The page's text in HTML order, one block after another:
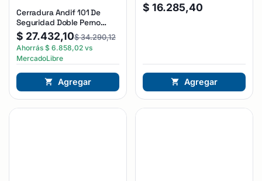
Cerradura Andif 101 De
Seguridad Doble Perno
Reforzada Plateado
$ 27.432,10$34.290,12
Ahorrás $ 6.858,02 vs
MercadoLibre
Agregar
$ 16.285,40
Agregar